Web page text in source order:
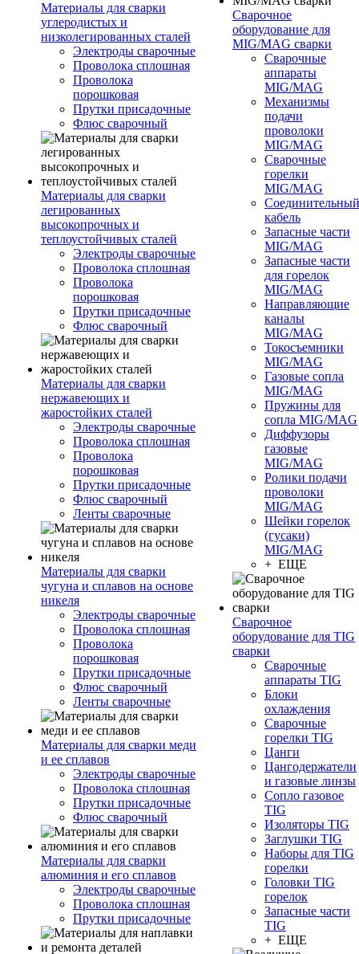
Материалы для сварки
углеродистых и
низколегированных сталей
Электроды сварочные
Проволока сплошная
Проволока
порошковая
Прутки присадочные
Флюс сварочный
Материалы для сварки
легированных
высокопрочных и
теплоустойчивых сталей
Электроды сварочные
Проволока сплошная
Проволока
порошковая
Прутки присадочные
Флюс сварочный
Материалы для сварки
нержавеющих и
жаростойких сталей
Электроды сварочные
Проволока сплошная
Проволока
порошковая
Прутки присадочные
Флюс сварочный
Ленты сварочные
Материалы для сварки
чугуна и сплавов на основе
никеля
Электроды сварочные
Проволока сплошная
Проволока
порошковая
Прутки присадочные
Флюс сварочный
Ленты сварочные
Материалы для сварки меди
и ее сплавов
Электроды сварочные
Проволока сплошная
Прутки присадочные
Флюс сварочный
Материалы для сварки
алюминия и его сплавов
Электроды сварочные
Проволока сплошная
Прутки присадочные
Сварочное
оборудование для
MIG/MAG сварки
Сварочные
аппараты
MIG/MAG
Механизмы
подачи
проволоки
MIG/MAG
Сварочные
горелки
MIG/MAG
Соединительный
кабель
Запасные части
MIG/MAG
Запасные части
для горелок
MIG/MAG
Направляющие
каналы
MIG/MAG
Токосъемники
MIG/MAG
Газовые сопла
MIG/MAG
Пружины для
сопла MIG/MAG
Диффузоры
газовые
MIG/MAG
Ролики подачи
проволоки
MIG/MAG
Шейки горелок
(гусаки)
MIG/MAG
+ ЕЩЕ
Сварочное
оборудование для TIG
сварки
Сварочные
аппараты TIG
Блоки
охлаждения
Сварочные
горелки TIG
Цанги
Цангодержатели
и газовые линзы
Сопло газовое
TIG
Изоляторы TIG
Заглушки TIG
Наборы для TIG
горелки
Головки TIG
горелок
Запасные части
TIG
+ ЕЩЕ